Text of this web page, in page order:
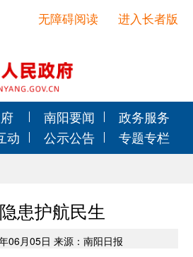
进入长者版
无障碍阅读
南阳要闻
政务服务
动 公示公告
专题专栏
患护航民生
06月05日 来源：南阳日报